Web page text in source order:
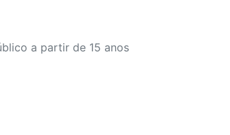
a partir de 15 anos